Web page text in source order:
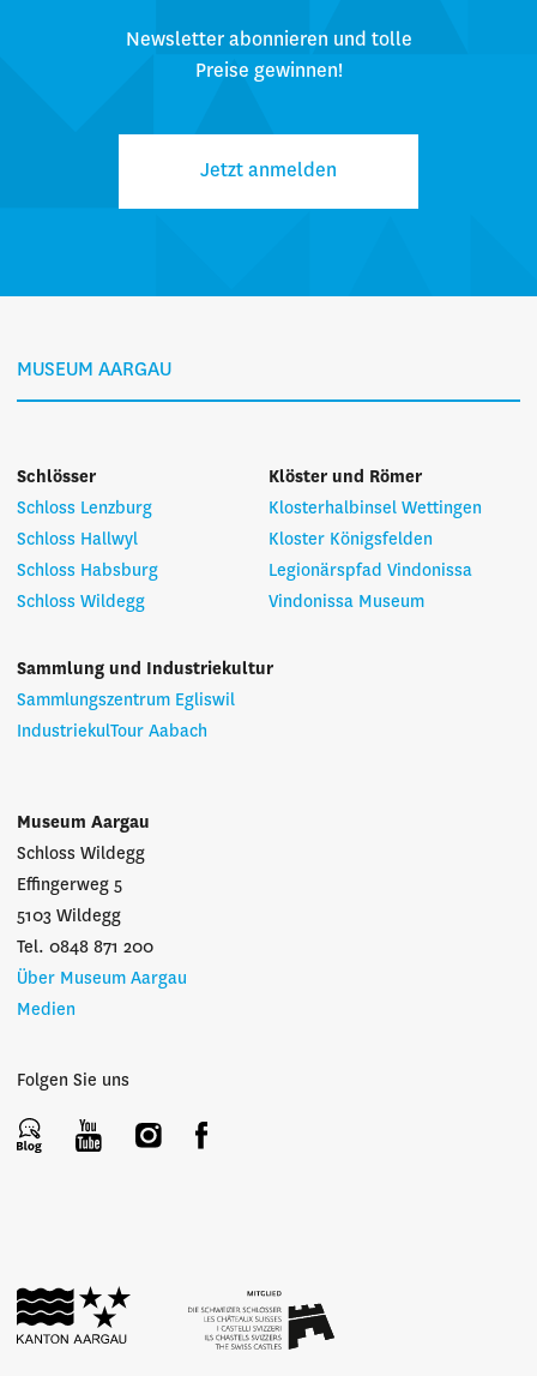
Newsletter abonnieren und tolle
Preise gewinnen!
Jetzt anmelden
MUSEUM AARGAU
Schlösser
Schloss Lenzburg
Schloss Hallwyl
Schloss Habsburg
Schloss Wildegg
Klöster und Römer
Klosterhalbinsel Wettingen
Kloster Königsfelden
Legionärspfad Vindonissa
Vindonissa Museum
Sammlung und Industriekultur
Sammlungszentrum Egliswil
IndustriekulTour Aabach
Museum Aargau
Schloss Wildegg
Effingerweg 5
5103 Wildegg
Tel. 0848 871 200
Über Museum Aargau
Medien
Folgen Sie uns